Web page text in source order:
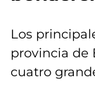
Los
provincia de
cuatro